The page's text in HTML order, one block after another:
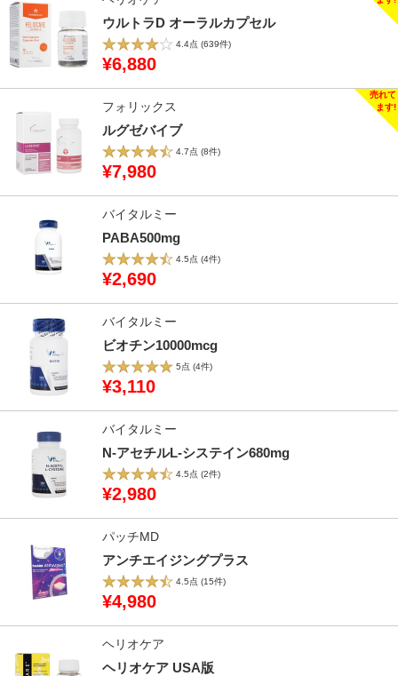
ウルトラD オーラルカプセル
4.4点 (639件)
¥6,880
フォリックス
ルグゼバイブ
4.7点 (8件)
¥7,980
バイタルミー
PABA500mg
4.5点 (4件)
¥2,690
バイタルミー
ビオチン10000mcg
5点 (4件)
¥3,110
バイタルミー
N-アセチルL-システイン680mg
4.5点 (2件)
¥2,980
パッチMD
アンチエイジングプラス
4.5点 (15件)
¥4,980
ヘリオケア
ヘリオケア USA版